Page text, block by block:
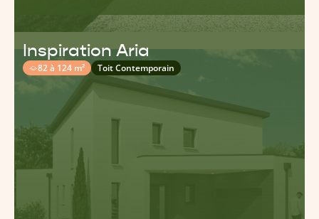
Inspiration Aria
82 à 124 m² Toit Contemporain